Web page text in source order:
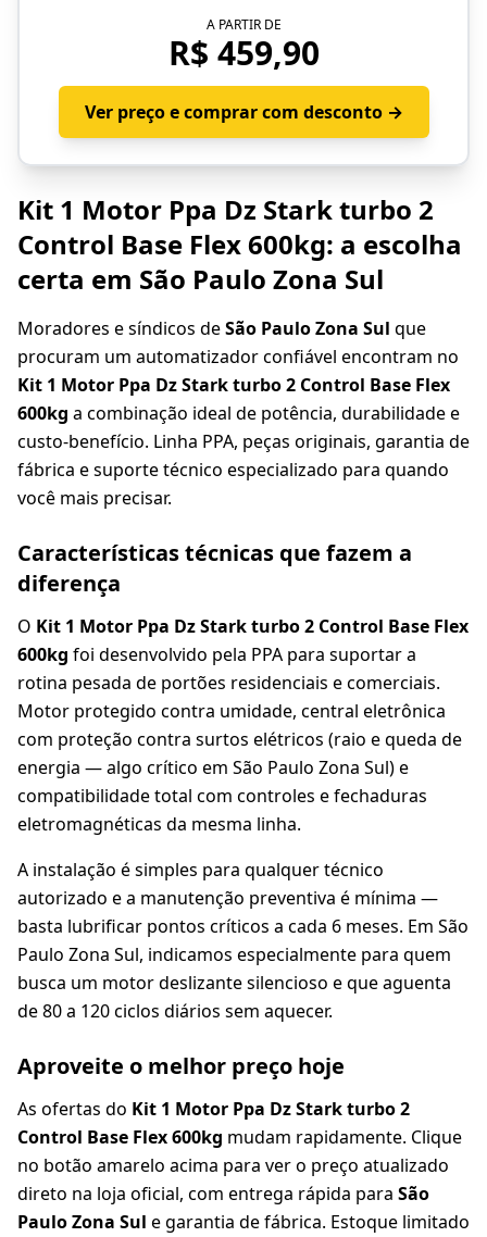
A PARTIR DE
R$ 459,90
Ver preço e comprar com desconto →
Kit 1 Motor Ppa Dz Stark turbo 2
Control Base Flex 600kg: a escolha
certa em São Paulo Zona Sul
Moradores e síndicos deSão Paulo Zona Sul que
procuram um automatizador confiável encontram no
Kit 1 Motor Ppa Dz Stark turbo 2 Control Base Flex
600kg a combinação ideal de potência, durabilidade e
custo-benefício. Linha PPA, peças originais, garantia de
fábrica e suporte técnico especializado para quando
você mais precisar.
Características técnicas que fazem a
diferença
O Kit 1 Motor Ppa Dz Stark turbo 2 Control Base Flex
600kg foi desenvolvido pela PPA para suportar a
rotina pesada de portões residenciais e comerciais.
Motor protegido contra umidade, central eletrônica
com proteção contra surtos elétricos (raio e queda de
energia — algo crítico em São Paulo Zona Sul) e
compatibilidade total com controles e fechaduras
eletromagnéticas da mesma linha.
A instalação é simples para qualquer técnico
autorizado e a manutenção preventiva é mínima —
basta lubrificar pontos críticos a cada 6 meses. Em São
Paulo Zona Sul, indicamos especialmente para quem
busca um motor deslizante silencioso e que aguenta
de 80 a 120 ciclos diários sem aquecer.
Aproveite o melhor preço hoje
As ofertas do Kit 1 Motor Ppa Dz Stark turbo 2
Control Base Flex 600kg mudam rapidamente. Clique
no botão amarelo acima para ver o preço atualizado
direto na loja oficial, com entrega rápida para São
Paulo Zona Sul e garantia de fábrica. Estoque limitado